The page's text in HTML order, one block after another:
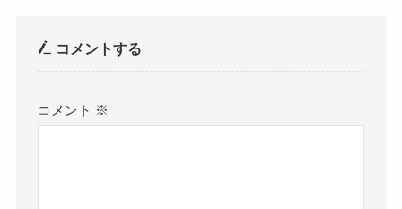
コメントする
コメント ※